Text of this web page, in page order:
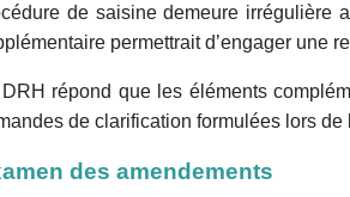
de saisine demeure irrégulière
permettrait d’engager une
DRH répond que les éléments
de clarification formulées lors de
des amendements